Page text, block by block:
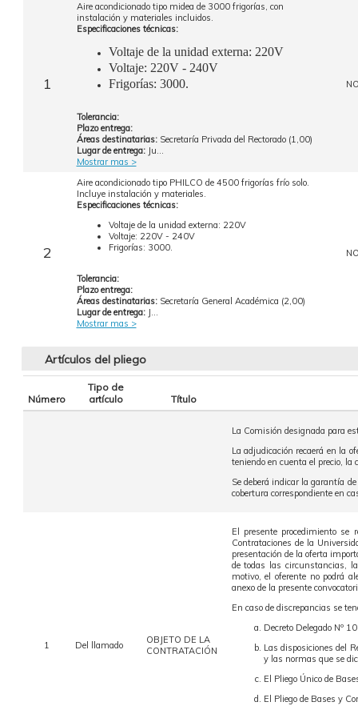
1
Aire acondicionado tipo midea de 3000 frigorías, con
instalación y materiales incluidos.
Especificaciones técnicas:
Voltaje de la unidad externa: 220V
Voltaje: 220V - 240V
Frigorías: 3000.
Tolerancia:
Plazo entrega:
Áreas destinatarias: Secretaría Privada del Rectorado (1,00)
Lugar de entrega: Ju...
Mostrar mas >
2
Aire acondicionado tipo PHILCO de 4500 frigorías frío solo.
Incluye instalación y materiales.
Especificaciones técnicas:
Voltaje de la unidad externa: 220V
Voltaje: 220V - 240V
Frigorías: 3000.
Tolerancia:
Plazo entrega:
Áreas destinatarias: Secretaría General Académica (2,00)
Lugar de entrega: J...
Mostrar mas >
Artículos del pliego
Número
Tipo de
artículo
Título
La Comisión designada para
La adjudicación recaerá en la
teniendo en cuenta el precio,
Se deberá indicar la garantía
cobertura correspondiente en
1 Del llamado
OBJETO DE LA
CONTRATACIÓN
El presente procedimiento
Contrataciones de la
presentación de la oferta
de todas las circunstancias,
motivo, el oferente no podrá
anexo de la presente
En caso de discrepancias se
Decreto Delegado Nº
Las disposiciones del
y las normas que se
El Pliego Único de
El Pliego de Bases y